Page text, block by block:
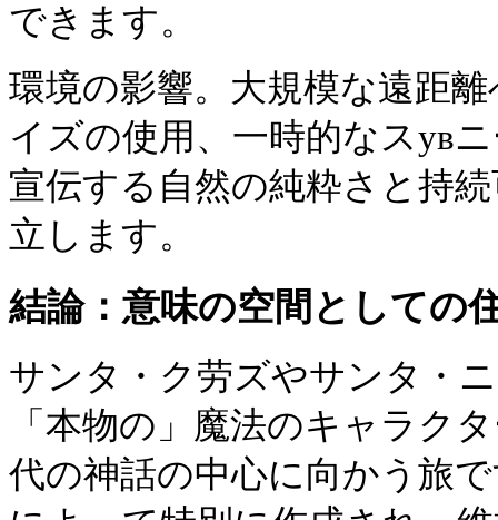
できます。
環境の影響。大規模な遠距
イズの使用、一時的なスув
宣伝する自然の純粋さと持
立します。
結論：意味の空間としての
サンタ・ク劳ズやサンタ・
「本物の」魔法のキャラク
代の神話の中心に向かう旅